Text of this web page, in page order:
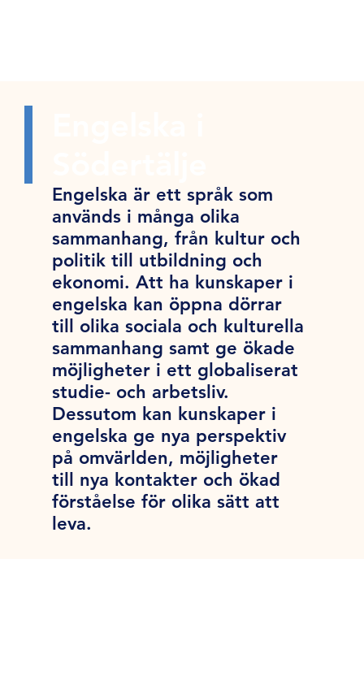
Engelska är ett språk som
används i många olika
sammanhang, från kultur och
politik till utbildning och
ekonomi. Att ha kunskaper i
engelska kan öppna dörrar
till olika sociala och kulturella
sammanhang samt ge ökade
möjligheter i ett globaliserat
studie- och arbetsliv.
Dessutom kan kunskaper i
engelska ge nya perspektiv
på omvärlden, möjligheter
till nya kontakter och ökad
förståelse för olika sätt att
leva.